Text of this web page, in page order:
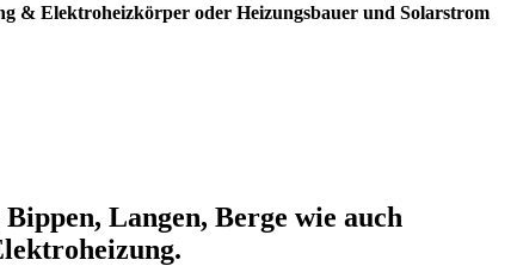
& Elektroheizkörper oder Heizungsbauer und Solarstrom
Langen, Berge wie auch